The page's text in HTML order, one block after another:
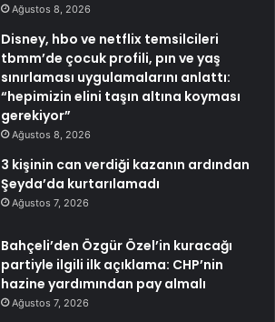
Ağustos 8, 2026
Disney, hbo ve netflix temsilcileri
tbmm’de çocuk profili, pın ve yaş
sınırlaması uygulamalarını anlattı:
“hepimizin elini taşın altına koyması
gerekiyor”
Ağustos 8, 2026
3 kişinin can verdiği kazanın ardından
Şeyda’da kurtarılamadı
Ağustos 7, 2026
Bahçeli’den Özgür Özel’in kuracağı
partiyle ilgili ilk açıklama: CHP’nin
hazine yardımından pay almalı
Ağustos 7, 2026